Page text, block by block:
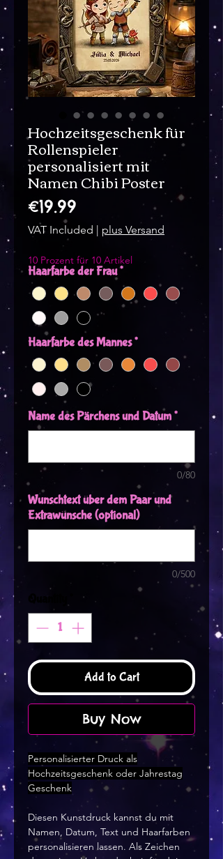
Hochzeitsgeschenk für
Rollenspieler
personalisiert mit
Namen Chibi Poster
€19.99
VAT Included | plus Versand
10 Prozent für 10 Artikel
Haarfarbe der Frau*
Haarfarbe des Mannes*
Name des Pärchens und Datum*
0/80
Wunschtext über dem Paar und
Extrawünsche (optional)
0/500
Add to Cart
Buy Now
Personalisierter Druck als
Hochzeitsgeschenk oder Jahrestag
Geschenk
Diesen Kunstdruck kannst du mit
Namen, Datum, Text und Haarfarben
personalisieren lassen. Als Zeichen